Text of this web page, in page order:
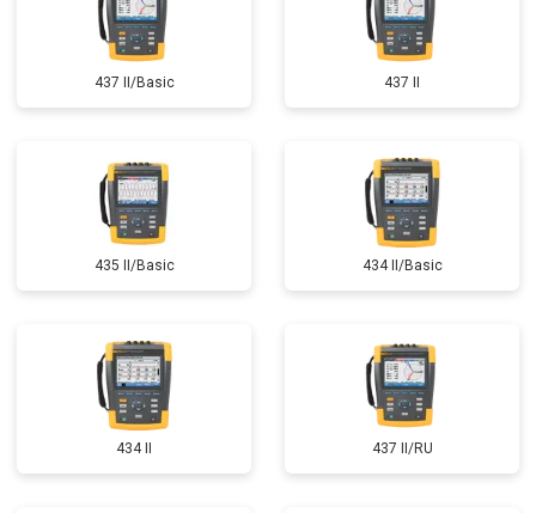
437 II/Basic 437 II
435 II/Basic 434 II/Basic
434 II 437 II/RU